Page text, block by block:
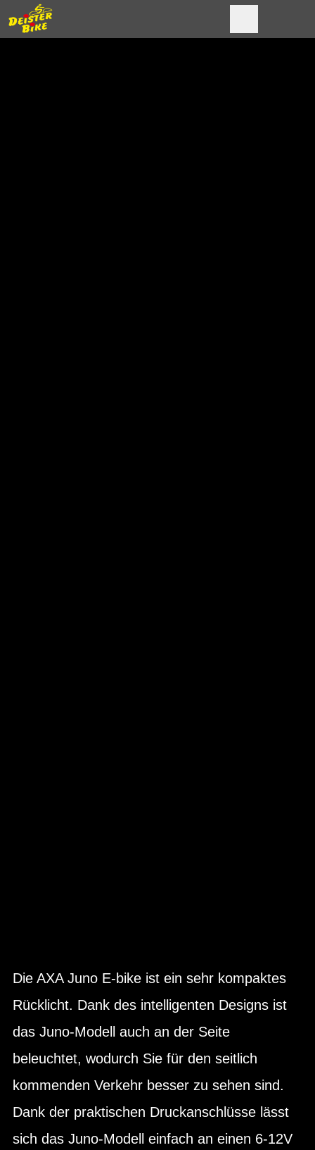
Die AXA Juno E-bike ist ein sehr kompaktes
Rücklicht. Dank des intelligenten Designs ist
das Juno-Modell auch an der Seite
beleuchtet, wodurch Sie für den seitlich
kommenden Verkehr besser zu sehen sind.
Dank der praktischen Druckanschlüsse lässt
sich das Juno-Modell einfach an einen 6-12V